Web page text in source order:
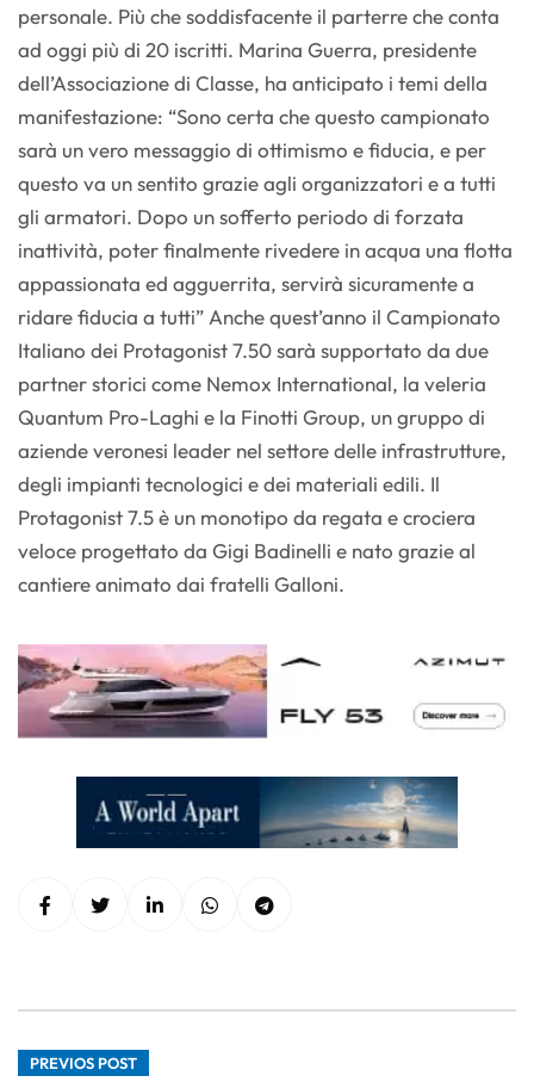
personale. Più che soddisfacente il parterre che conta
ad oggi più di 20 iscritti. Marina Guerra, presidente
dell’Associazione di Classe, ha anticipato i temi della
manifestazione: “Sono certa che questo campionato
sarà un vero messaggio di ottimismo e fiducia, e per
questo va un sentito grazie agli organizzatori e a tutti
gli armatori. Dopo un sofferto periodo di forzata
inattività, poter finalmente rivedere in acqua una flotta
appassionata ed agguerrita, servirà sicuramente a
ridare fiducia a tutti” Anche quest’anno il Campionato
Italiano dei Protagonist 7.50 sarà supportato da due
partner storici come Nemox International, la veleria
Quantum Pro-Laghi e la Finotti Group, un gruppo di
aziende veronesi leader nel settore delle infrastrutture,
degli impianti tecnologici e dei materiali edili. Il
Protagonist 7.5 è un monotipo da regata e crociera
veloce progettato da Gigi Badinelli e nato grazie al
cantiere animato dai fratelli Galloni.
PREVIOS POST